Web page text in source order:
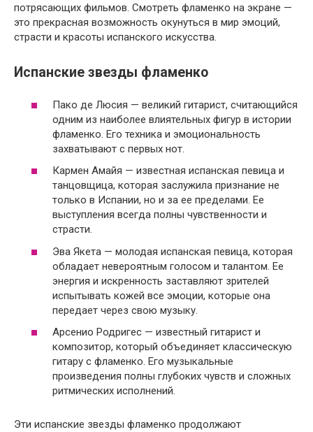
потрясающих фильмов. Смотреть фламенко на экране —
это прекрасная возможность окунуться в мир эмоций,
страсти и красоты испанского искусства.
Испанские звезды фламенко
Пако де Люсия — великий гитарист, считающийся
одним из наиболее влиятельных фигур в истории
фламенко. Его техника и эмоциональность
захватывают с первых нот.
Кармен Амайя — известная испанская певица и
танцовщица, которая заслужила признание не
только в Испании, но и за ее пределами. Ее
выступления всегда полны чувственности и
страсти.
Эва Якета — молодая испанская певица, которая
обладает невероятным голосом и талантом. Ее
энергия и искренность заставляют зрителей
испытывать кожей все эмоции, которые она
передает через свою музыку.
Арсенио Родригес — известный гитарист и
композитор, который объединяет классическую
гитару с фламенко. Его музыкальные
произведения полны глубоких чувств и сложных
ритмических исполнений.
Эти испанские звезды фламенко продолжают